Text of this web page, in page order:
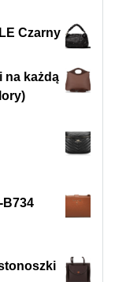
Czarny
na każdą
B734